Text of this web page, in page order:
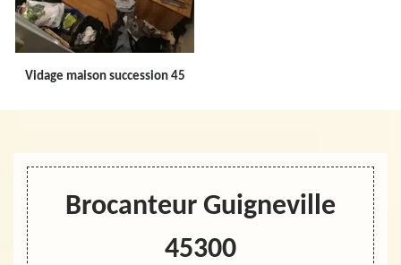
Vidage maison succession 45
Brocanteur Guigneville
45300